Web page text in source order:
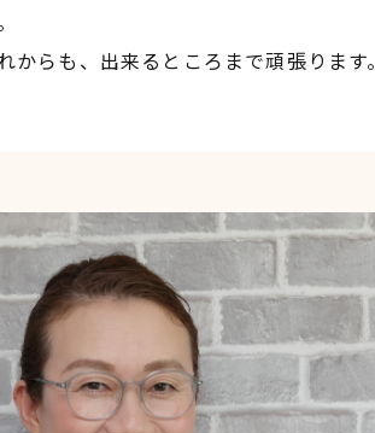
らも、出来るところまで頑張ります。